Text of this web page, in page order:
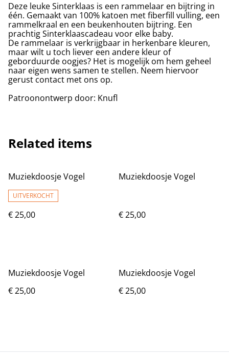
Deze leuke Sinterklaas is een rammelaar en bijtring in
één. Gemaakt van 100% katoen met fiberfill vulling, een
rammelkraal en een beukenhouten bijtring. Een
prachtig Sinterklaascadeau voor elke baby.
De rammelaar is verkrijgbaar in herkenbare kleuren,
maar wilt u toch liever een andere kleur of
geborduurde oogjes? Het is mogelijk om hem geheel
naar eigen wens samen te stellen. Neem hiervoor
gerust contact met ons op.
Patroonontwerp door: Knufl
Related items
Muziekdoosje Vogel
UITVERKOCHT
€ 25,00
Muziekdoosje Vogel
€ 25,00
Muziekdoosje Vogel
€ 25,00
Muziekdoosje Vogel
€ 25,00